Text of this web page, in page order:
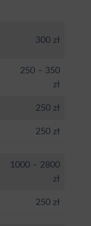
300 zł
250 – 350
zł
250 zł
250 zł
1000 – 2800
zł
250 zł